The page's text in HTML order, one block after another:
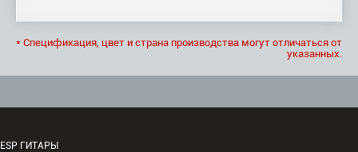
* Спецификация, цвет и страна производства могут отличаться от
указанных.
ESP ГИТАРЫ